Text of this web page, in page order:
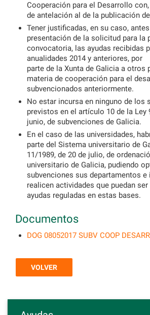
Cooperación para el Desarrollo
de antelación al de la publicación
Tener justificadas, en su caso,
presentación de la solicitud para la
convocatoria, las ayudas recibidas
anualidades 2014 y anteriores, por
parte de la Xunta de Galicia a otros
materia de cooperación para el
subvencionados anteriormente.
No estar incursa en ninguno de los
previstos en el artículo 10 de la Ley
junio, de subvenciones de Galicia.
En el caso de las universidades,
parte del Sistema universitario de
11/1989, de 20 de julio, de
universitario de Galicia, pudiendo
subvenciones sus departamentos
realicen actividades que puedan
ayudas reguladas en estas bases.
Documentos
DOG 08052017 SUBV COOP
VOLVER